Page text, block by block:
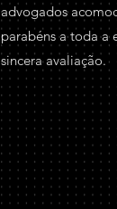
advogados
parabéns a toda a
sincera avaliação.